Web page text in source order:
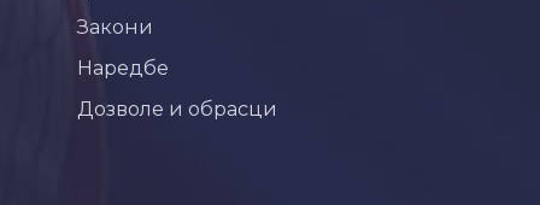
Закони
Наредбе
Дозволе и обрасци